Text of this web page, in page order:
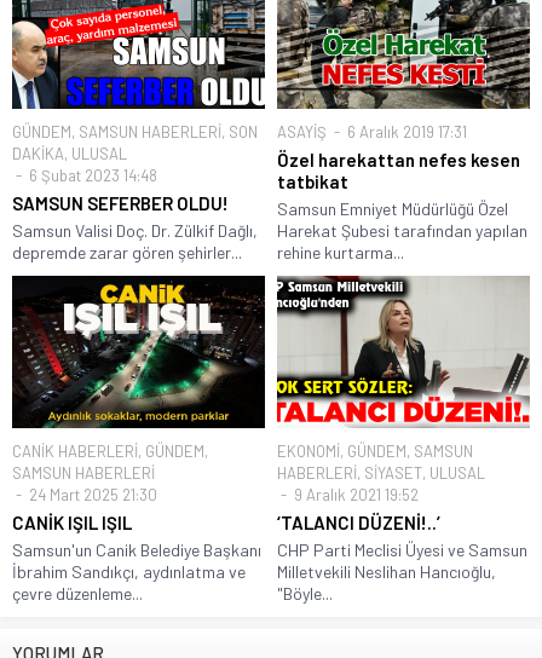
GÜNDEM, SAMSUN HABERLERİ, SON
DAKİKA, ULUSAL
6 Şubat 2023 14:48
SAMSUN SEFERBER OLDU!
Samsun Valisi Doç. Dr. Zülkif Dağlı,
depremde zarar gören şehirler...
ASAYİŞ 6 Aralık 2019 17:31
Özel harekattan nefes kesen
tatbikat
Samsun Emniyet Müdürlüğü Özel
Harekat Şubesi tarafından yapılan
rehine kurtarma...
CANİK HABERLERİ, GÜNDEM,
SAMSUN HABERLERİ
24 Mart 2025 21:30
CANİK IŞIL IŞIL
Samsun'un Canik Belediye Başkanı
İbrahim Sandıkçı, aydınlatma ve
çevre düzenleme...
EKONOMİ, GÜNDEM, SAMSUN
HABERLERİ, SİYASET, ULUSAL
9 Aralık 2021 19:52
‘TALANCI DÜZENİ!..’
CHP Parti Meclisi Üyesi ve Samsun
Milletvekili Neslihan Hancıoğlu,
"Böyle...
YORUMLAR